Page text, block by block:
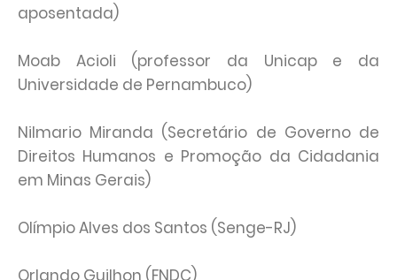
aposentada)
Moab Acioli (professor da Unicap e da
Universidade de Pernambuco)
Nilmario Miranda (Secretário de Governo de
Direitos Humanos e Promoção da Cidadania
em Minas Gerais)
Olímpio Alves dos Santos (Senge-RJ)
Orlando Guilhon (FNDC)